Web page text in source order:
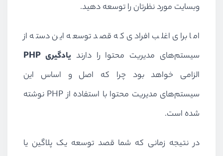
وبسایت مورد نظرتان را توسعه دهید.
اما برای اغلب افرادی که قصد توسعه این دسته از
سیستم‌های مدیریت محتوا را دارند یادگیری PHP
الزامی خواهد بود چرا که اصل و اساس این
سیستم‌های مدیریت محتوا با استفاده ازPHP نوشته
شده است.
در نتیجه زمانی که شما قصد توسعه یک پلاگین یا